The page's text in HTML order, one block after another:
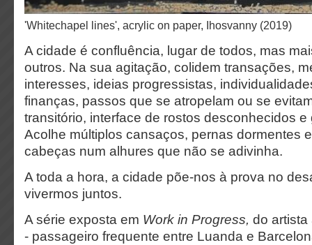
'Whitechapel lines', acrylic on paper, Ihosvanny (2019)
A cidade é confluência, lugar de todos, mas
outros. Na sua agitação, colidem transações,
interesses, ideias progressistas,
finanças, passos que se atropelam ou se
transitório, interface de rostos desconhecidos
Acolhe múltiplos cansaços, pernas dormentes
cabeças num alhures que não se adivinha.
A toda a hora, a cidade põe-nos à prova no
vivermos juntos.
A série exposta em Work in Progress, do
- passageiro frequente entre Luanda e